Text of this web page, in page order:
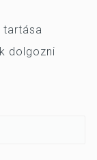
tartása
dolgozni